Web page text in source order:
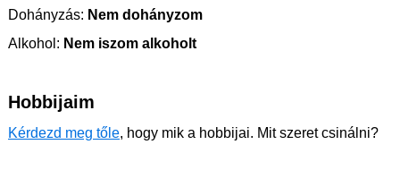
Dohányzás: Nem dohányzom
Alkohol: Nem iszom alkoholt
Hobbijaim
Kérdezd meg tőle, hogy mik a hobbijai. Mit szeret csinálni?